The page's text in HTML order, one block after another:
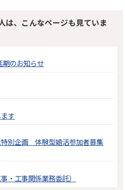
は、こんなページも見ていま
期のお知らせ
す
別企画 体験型婚活参加者募集
・工事関係業務委託）